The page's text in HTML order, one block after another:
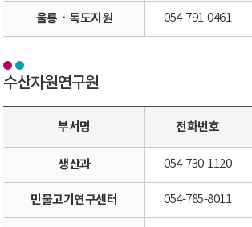
울릉ㆍ독도지원 054-791-0461
수산자원연구원
부서명 전화번호
생산과 054-730-1120
민물고기연구센터 054-785-8011